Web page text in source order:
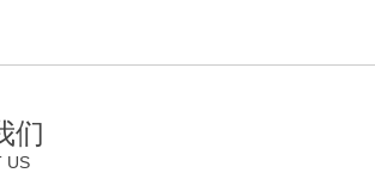
们
US